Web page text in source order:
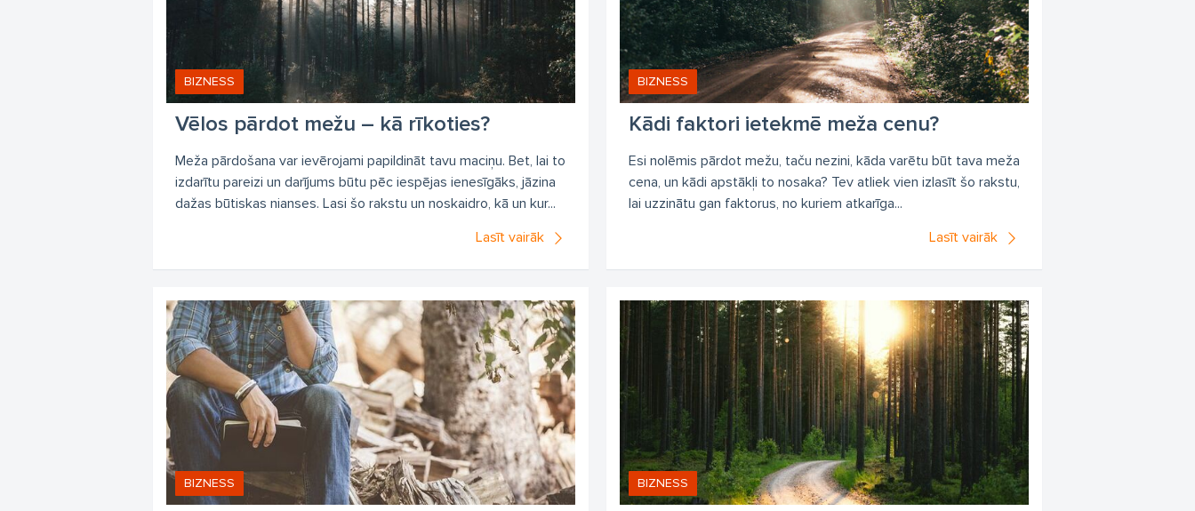
pērk cirsmas
pērk mežu pērk cirsmas uz celma iepērk mežus
pērk meža īpašumus
pērk meža īpašumus
pērk meža īpašumus pārdot mežu par labāko cenu
koku zāģēšana cenas
mežizstrāde kurzemē
apaļkoku tirdzniecība kokmateriālu cena
cirsmu pirkšana
zāģmateriāli cenas
cik maksā meža dastošana pērk cirsmu
perk cirsmas
cirsmas pirkuma līguma paraugs
mežu pārdevēji meža īpašumu pirkšana
cirsmas pirkuma līgums
pērk kokus
Vēlos pārdot mežu – kā rīkoties?
BIZNESS
Meža pārdošana var ievērojami papildināt tavu maciņu. Bet, lai to
izdarītu pareizi un darījums būtu pēc iespējas ienesīgāks, jāzina
dažas būtiskas nianses. Lasi šo rakstu un noskaidro, kā un kur...
Lasīt vairāk
Kādi faktori ietekmē meža cenu?
BIZNESS
Esi nolēmis pārdot mežu, taču nezini, kāda varētu būt tava meža
cena, un kādi apstākļi to nosaka? Tev atliek vien izlasīt šo rakstu,
lai uzzinātu gan faktorus, no kuriem atkarīga...
Lasīt vairāk
BIZNESS BIZNESS